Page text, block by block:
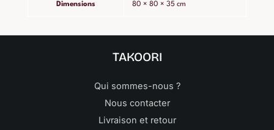
Dimensions 80 × 80 × 35 cm
TAKOORI
Qui sommes-nous ?
Nous contacter
Livraison et retour